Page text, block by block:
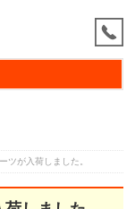
ツが入荷しました。